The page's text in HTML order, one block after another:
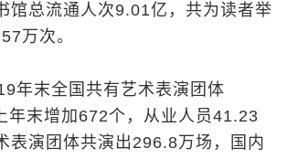
馆总流通人次9.01亿，共为读者举
万次。
年末全国共有艺术表演团体
年末增加672个，从业人员41.23
表演团体共演出296.8万场，国内